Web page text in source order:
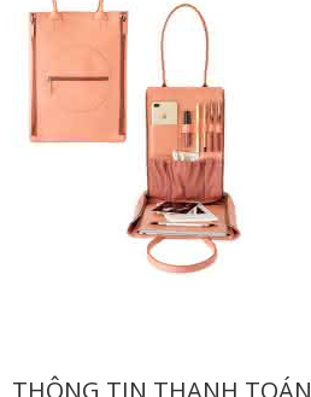
THÔNG TIN THANH TOÁN